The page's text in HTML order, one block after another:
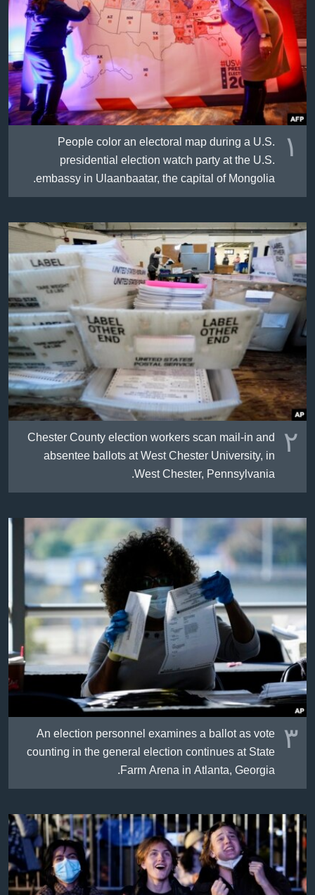
ژیان لە فەرهەنگدا
Learning English
FOLLOW US
١
People color an electoral map during a U.S.
presidential election watch party at the U.S.
embassy in Ulaanbaatar, the capital of Mongolia.
٢ Chester County election workers scan mail-in and
absentee ballots at West Chester University, in
West Chester, Pennsylvania.
٣ An election personnel examines a ballot as vote
counting in the general election continues at State
Farm Arena in Atlanta, Georgia.